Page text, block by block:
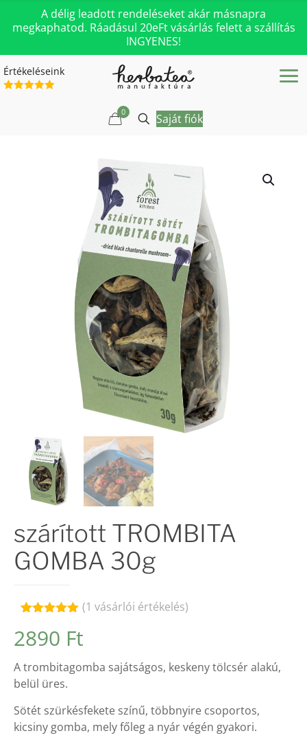
A délig leadott rendeléseket akár másnapra
megkaphatod. Ráadásul 20eFt vásárlás felett a szállítás
INGYENES!
Értékeléseink
0 Saját fiók
szárított TROMBITA
GOMBA 30g
5.00az 5-
ből,
alapján
(1 vásárlói értékelés)
2890 Ft
A trombitagomba sajátságos, keskeny tölcsér alakú,
belül üres.
Sötét szürkésfekete színű, többnyire csoportos,
kicsiny gomba, mely főleg a nyár végén gyakori.